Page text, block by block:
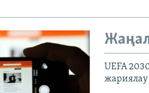
UEFA
жариялау